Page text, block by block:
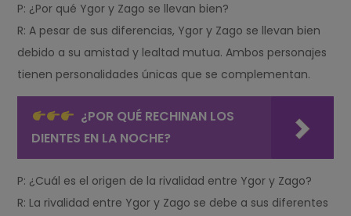
P: ¿Por qué Ygor y Zago se llevan bien?
R: A pesar de sus diferencias, Ygor y Zago se llevan bien
debido a su amistad y lealtad mutua. Ambos personajes
tienen personalidades únicas que se complementan.
¿POR QUÉ RECHINAN LOS
DIENTES EN LA NOCHE?
P: ¿Cuál es el origen de la rivalidad entre Ygor y Zago?
R: La rivalidad entre Ygor y Zago se debe a sus diferentes